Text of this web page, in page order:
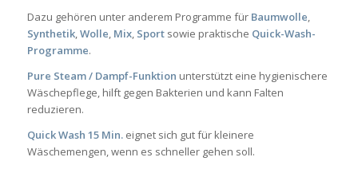
Dazu gehören unter anderem Programme für Baumwolle,
Synthetik,Wolle, Mix, Sportsowie praktische Quick-Wash-
Programme.
Pure Steam / Dampf-Funktion unterstützt eine hygienischere
Wäschepflege, hilft gegen Bakterien und kann Falten
reduzieren.
Quick Wash 15 Min.eignet sich gut für kleinere
Wäschemengen, wenn es schneller gehen soll.